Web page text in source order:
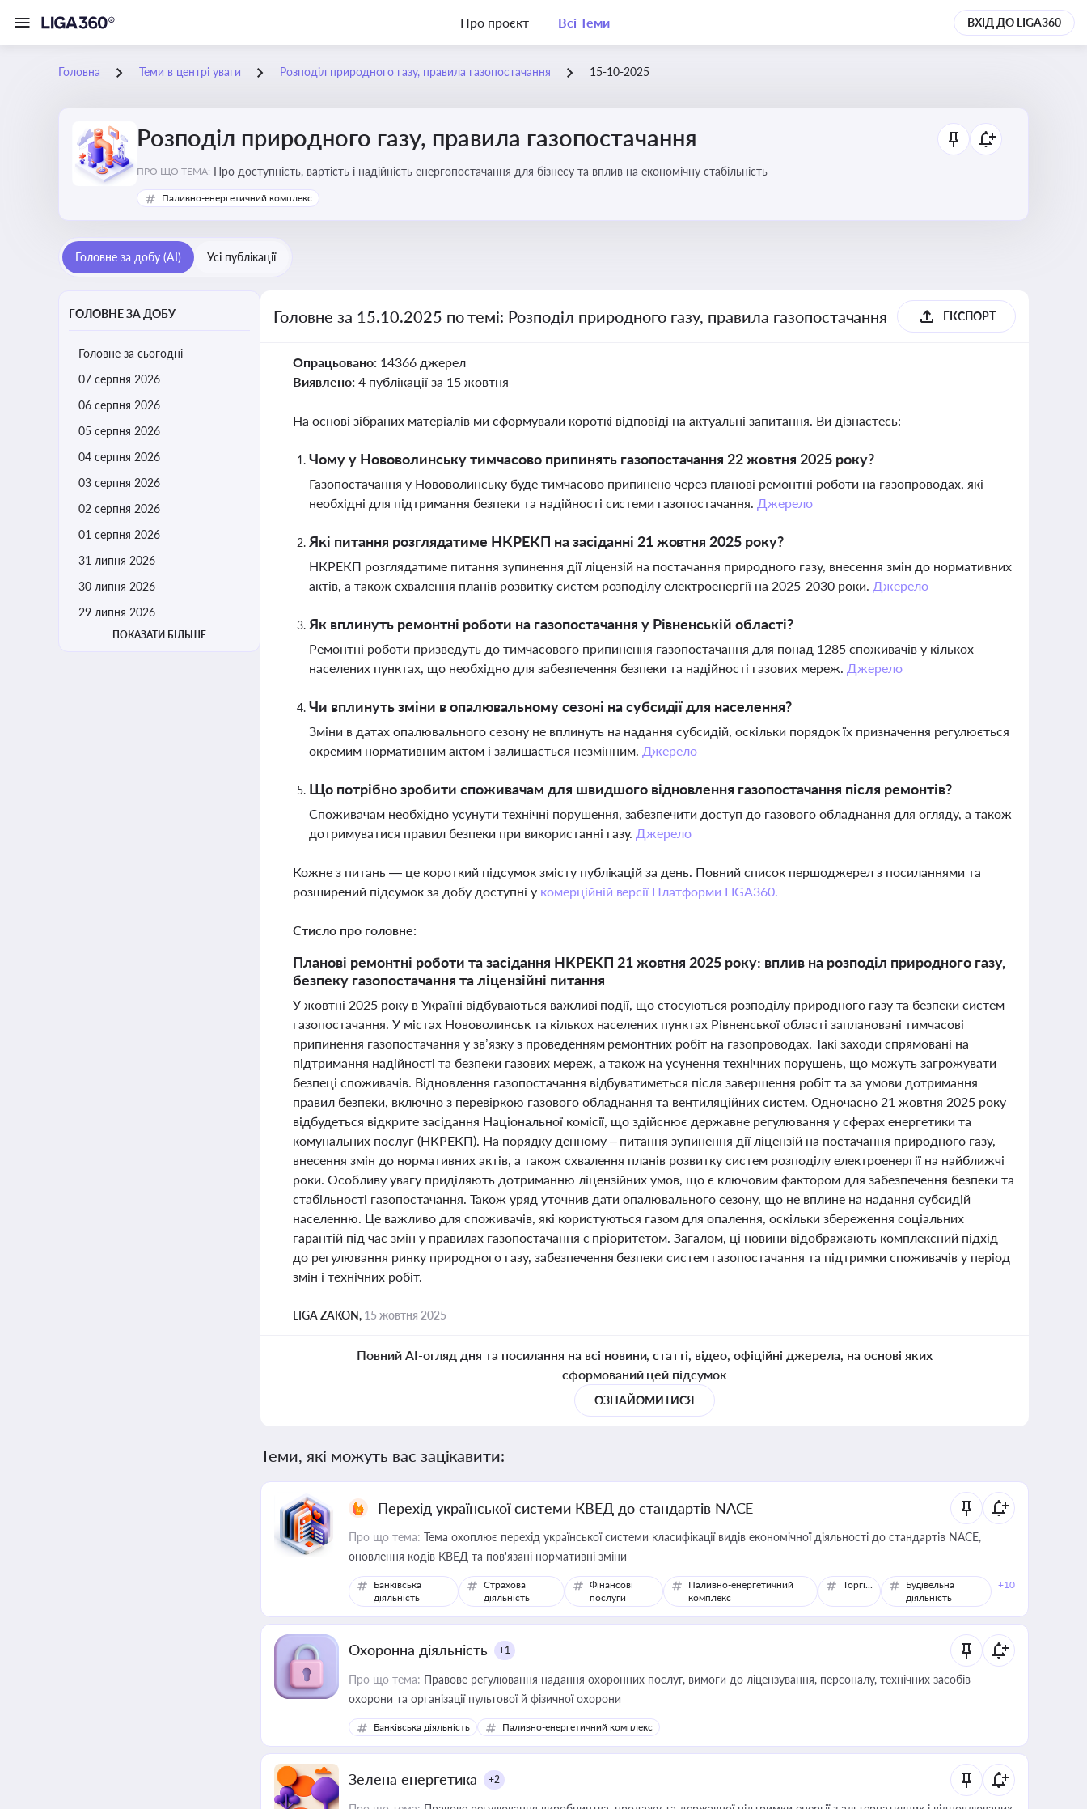
Про проєкт Всі Теми ВХІД ДО LIGA360
Головна Теми в центрі уваги Розподіл природного газу, правила газопостачання 15-10-2025
Розподіл природного газу, правила газопостачання
ПРО ЩО ТЕМА: Про доступність, вартість і надійність енергопостачання для бізнесу та вплив на економічну стабільність
Паливно-енергетичний комплекс
Головне за добу (AI) Усі публікації
ГОЛОВНЕ ЗА ДОБУ
Головне за сьогодні
07 серпня 2026
06 серпня 2026
05 серпня 2026
04 серпня 2026
03 серпня 2026
02 серпня 2026
01 серпня 2026
31 липня 2026
30 липня 2026
29 липня 2026
ПОКАЗАТИ БІЛЬШЕ
Головне за 15.10.2025 по темі: Розподіл природного газу, правила газопостачання ЕКСПОРТ
Опрацьовано: 14366 джерел
Виявлено: 4 публікації за 15 жовтня
На основі зібраних матеріалів ми сформували короткі відповіді на актуальні запитання. Ви дізнаєтесь:
Чому у Нововолинську тимчасово припинять газопостачання 22 жовтня 2025 року?
Газопостачання у Нововолинську буде тимчасово припинено через планові ремонтні роботи на газопроводах, які
необхідні для підтримання безпеки та надійності системи газопостачання. Джерело
Які питання розглядатиме НКРЕКП на засіданні 21 жовтня 2025 року?
НКРЕКП розглядатиме питання зупинення дії ліцензій на постачання природного газу, внесення змін до нормативних
актів, а також схвалення планів розвитку систем розподілу електроенергії на 2025-2030 роки. Джерело
Як вплинуть ремонтні роботи на газопостачання у Рівненській області?
Ремонтні роботи призведуть до тимчасового припинення газопостачання для понад 1285 споживачів у кількох
населених пунктах, що необхідно для забезпечення безпеки та надійності газових мереж. Джерело
Чи вплинуть зміни в опалювальному сезоні на субсидії для населення?
Зміни в датах опалювального сезону не вплинуть на надання субсидій, оскільки порядок їх призначення регулюється
окремим нормативним актом і залишається незмінним. Джерело
Що потрібно зробити споживачам для швидшого відновлення газопостачання після ремонтів?
Споживачам необхідно усунути технічні порушення, забезпечити доступ до газового обладнання для огляду, а також
дотримуватися правил безпеки при використанні газу. Джерело
Кожне з питань — це короткий підсумок змісту публікацій за день. Повний список першоджерел з посиланнями та
розширений підсумок за добу доступні у комерційній версії Платформи LIGA360.
Стисло про головне:
Планові ремонтні роботи та засідання НКРЕКП 21 жовтня 2025 року: вплив на розподіл природного газу,
безпеку газопостачання та ліцензійні питання
У жовтні 2025 року в Україні відбуваються важливі події, що стосуються розподілу природного газу та безпеки систем
газопостачання. У містах Нововолинськ та кількох населених пунктах Рівненської області заплановані тимчасові
припинення газопостачання у зв’язку з проведенням ремонтних робіт на газопроводах. Такі заходи спрямовані на
підтримання надійності та безпеки газових мереж, а також на усунення технічних порушень, що можуть загрожувати
безпеці споживачів. Відновлення газопостачання відбуватиметься після завершення робіт та за умови дотримання
правил безпеки, включно з перевіркою газового обладнання та вентиляційних систем. Одночасно 21 жовтня 2025 року
відбудеться відкрите засідання Національної комісії, що здійснює державне регулювання у сферах енергетики та
комунальних послуг (НКРЕКП). На порядку денному – питання зупинення дії ліцензій на постачання природного газу,
внесення змін до нормативних актів, а також схвалення планів розвитку систем розподілу електроенергії на найближчі
роки. Особливу увагу приділяють дотриманню ліцензійних умов, що є ключовим фактором для забезпечення безпеки та
стабільності газопостачання. Також уряд уточнив дати опалювального сезону, що не вплине на надання субсидій
населенню. Це важливо для споживачів, які користуються газом для опалення, оскільки збереження соціальних
гарантій під час змін у правилах газопостачання є пріоритетом. Загалом, ці новини відображають комплексний підхід
до регулювання ринку природного газу, забезпечення безпеки систем газопостачання та підтримки споживачів у період
змін і технічних робіт.
LIGA ZAKON, 15 жовтня 2025
Повний AI-огляд дня та посилання на всі новини, статті, відео, офіційні джерела, на основі яких
сформований цей підсумок
ОЗНАЙОМИТИСЯ
Теми, які можуть вас зацікавити:
Перехід української системи КВЕД до стандартів NACE
Про що тема: Тема охоплює перехід української системи класифікації видів економічної діяльності до стандартів NACE,
оновлення кодів КВЕД та пов'язані нормативні зміни
Банківська
діяльність
Страхова
діяльність
Фінансові
послуги
Паливно-енергетичний
комплекс
Торгівля
Будівельна
діяльність
+10
Охоронна діяльність +1
Про що тема: Правове регулювання надання охоронних послуг, вимоги до ліцензування, персоналу, технічних засобів
охорони та організації пультової й фізичної охорони
Банківська діяльність Паливно-енергетичний комплекс
Зелена енергетика +2